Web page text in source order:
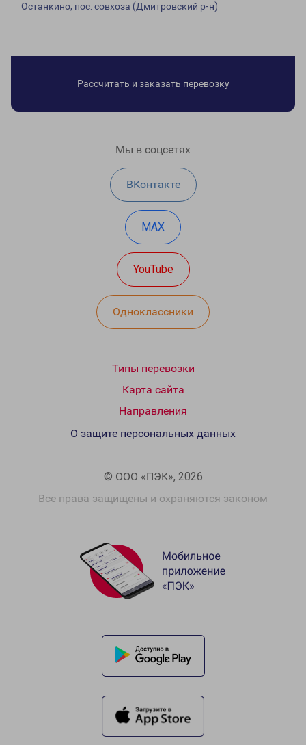
Останкино, пос. совхоза (Дмитровский р-н)
Рассчитать и заказать перевозку
Мы в соцсетях
ВКонтакте
MAX
YouTube
Одноклассники
Типы перевозки
Карта сайта
Направления
© ООО «ПЭК», 2026
Все права защищены и охраняются законом
О защите персональных данных